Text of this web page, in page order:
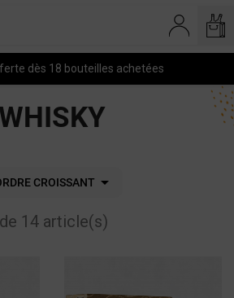
dès 18 bouteilles achetées
WHISKY
CROISSANT 
14 article(s)